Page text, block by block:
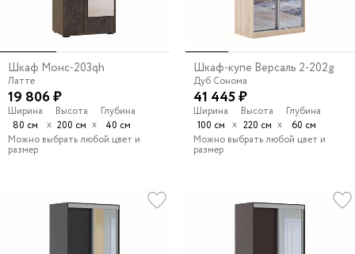
Шкаф Монс-203qh
Латте
19 806 ₽
Ширина
80 см
х
Высота
200 см х
Глубина
40 см
Можно выбрать любой цвет и
размер
Шкаф-купе Версаль 2-202g
Дуб Сонома
41 445 ₽
Ширина
100 см х
Высота
220 см х
Глубина
60 см
Можно выбрать любой цвет и
размер